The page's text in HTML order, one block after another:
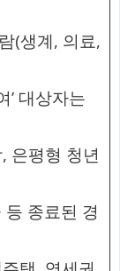
(생계, 의료,
’ 대상자는
은평형 청년
등 종료된 경